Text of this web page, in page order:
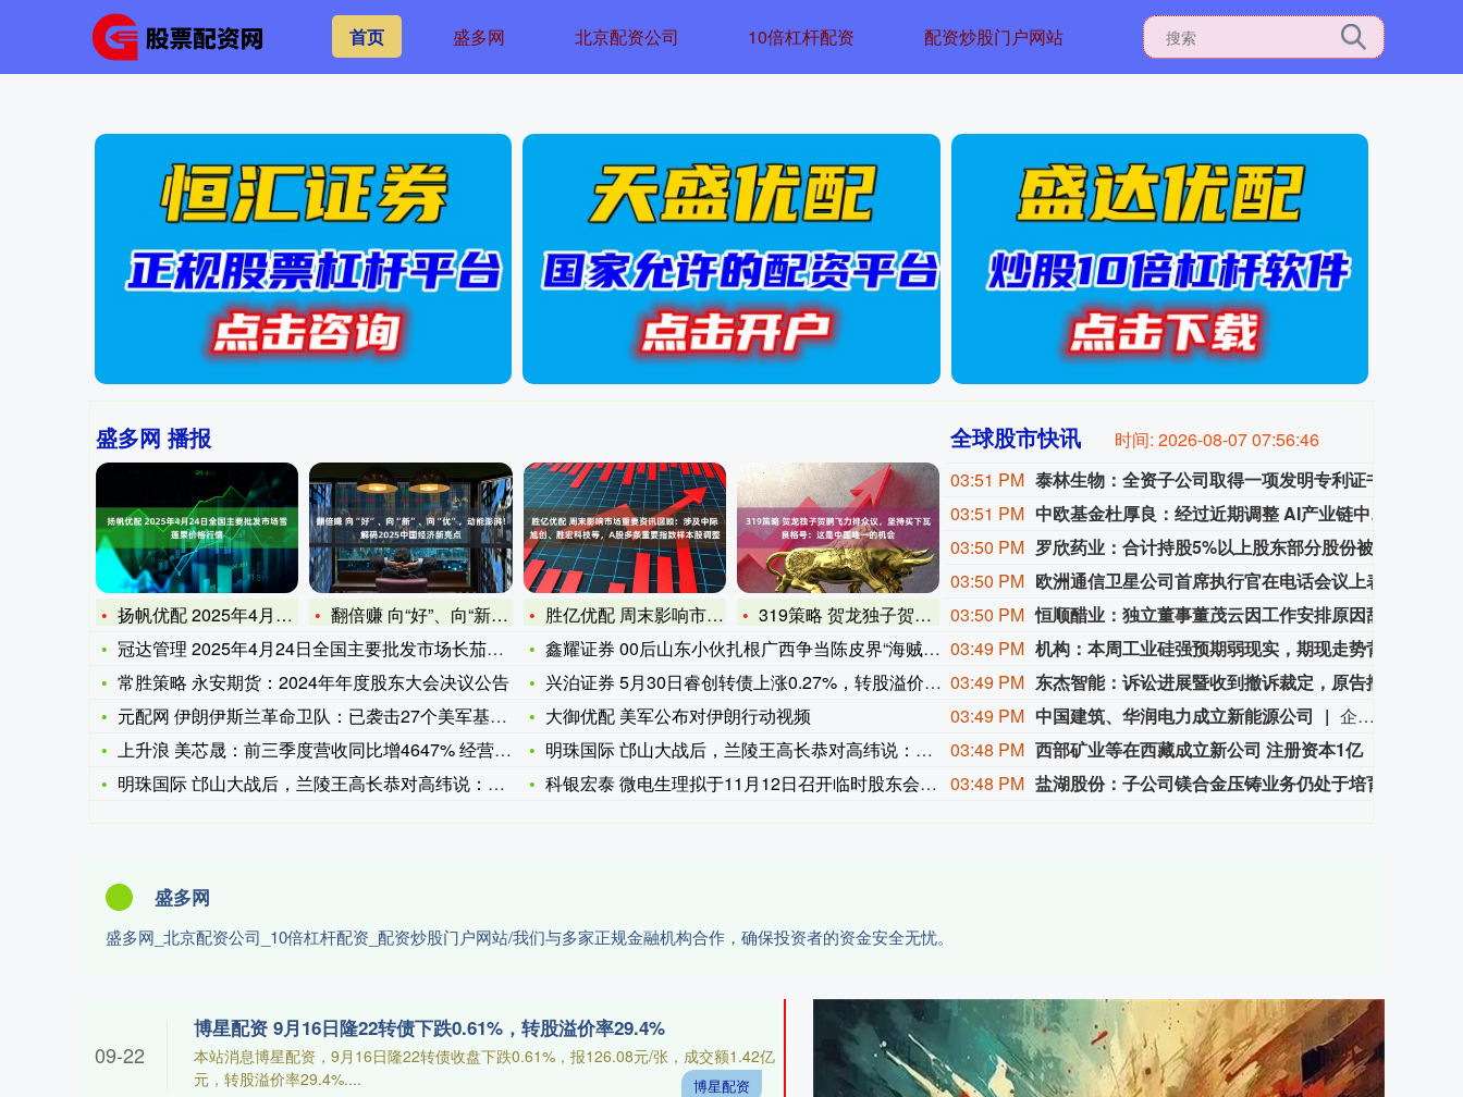
首页 盛多网 北京配资公司 10倍杠杆配资 配资炒股门户网站
盛多网 播报
扬帆优配 2025年4月24日全国主要批发市场雪莲果价格行情
翻倍赚 向“好”、向“新”、向“优”，动能澎湃！解码2025
冠达管理 2025年4月24日全国主要批发市场长茄子价格行情
常胜策略 永安期货：2024年年度股东大会决议公告
元配网 伊朗伊斯兰革命卫队：已袭击27个美军基地和以军总司令
上升浪 美芯晟：前三季度营收同比增4647% 经营效率释放盈
明珠国际 邙山大战后，兰陵王高长恭对高纬说：国事就是家事，我
胜亿优配 周末影响市场重要资讯回顾：涉及中际旭创、胜宏科技等
319策略 贺龙独子贺鹏飞力排众议，坚持买下瓦良格号：这是中
鑫耀证券 00后山东小伙扎根广西争当陈皮界“海贼王”：要让浦
兴泊证券 5月30日睿创转债上涨0.27%，转股溢价率4.7
大御优配 美军公布对伊朗行动视频
明珠国际 邙山大战后，兰陵王高长恭对高纬说：国事就是家事，我
科银宏泰 微电生理拟于11月12日召开临时股东会审议补选非独
全球股市快讯 时间:2026-08-07 07:56:48
03:51 PM
03:51 PM
中欧基金杜厚良：经过近期调整 AI产业链中部分公司估值已处于相对低位区间
03:50 PM
03:50 PM
03:50 PM
03:49 PM
03:49 PM
03:49 PM 中国建筑、华润电力成立新能源公司
企查查APP显示，近日，润智新能源（宝应）有限公司成立，法定代表人为郭建强，经营范围包含：发电业务、输电业务、供（配）电业务；风力发电技术服务；生物质能技术服务；储能技术服务等。企查查股权穿透显示，该公司由中国建筑全资子公司中国建筑第五工程局有限公司、华润电力新能源投资有限公司共同持股。
03:48 PM 西部矿业等在西藏成立新公司 注册资本1亿
03:48 PM
盛多网
盛多网_北京配资公司_10倍杠杆配资_配资炒股门户网站/我们与多家正规金融机构合作，确保投资者的资金安全无忧。
博星配资 9月16日隆22转债下跌0.61%，转股溢价率29.4%
本站消息博星配资，9月16日隆22转债收盘下跌0.61%，报126.08元/张，成交额1.42亿
元，转股溢价率29.4%....
博星配资
09-22